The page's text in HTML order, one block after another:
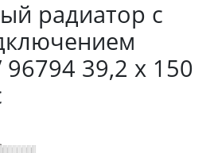
радиатор с
39,2 х 150